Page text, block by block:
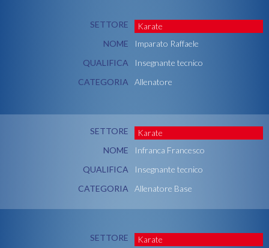
SETTORE
Karate
NOME
Imparato Raffaele
QUALIFICA
Insegnante tecnico
CATEGORIA
Allenatore
SETTORE
Karate
NOME
Infranca Francesco
QUALIFICA
Insegnante tecnico
CATEGORIA
Allenatore Base
SETTORE
Karate